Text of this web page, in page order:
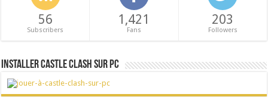
56
Subscribers
1,421
Fans
203
Followers
Installer Castle Clash sur PC